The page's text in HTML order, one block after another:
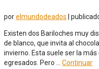
porelmundodeados
Existen dos Bariloches muy
de blanco, que invita al
invierno. Esta suele ser la
egresados. Pero … Continuar